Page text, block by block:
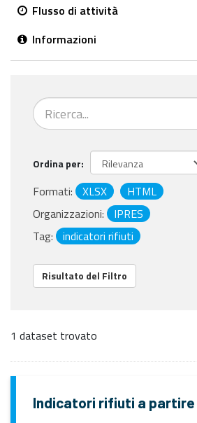
Flusso di attività
Informazioni
Ordina per
Formati: XLSX
HTML
Organizzazioni:
IPRES
Tag:
indicatori rifiuti
Risultato del Filtro
1 dataset trovato
Indicatori rifiuti a partire